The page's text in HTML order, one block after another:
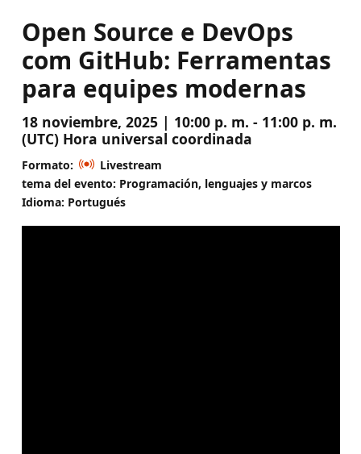
Open Source e DevOps
com GitHub: Ferramentas
para equipes modernas
18 noviembre, 2025 | 10:00 p. m. - 11:00 p. m.
(UTC) Hora universal coordinada
Formato:
Livestream
tema del evento: Programación, lenguajes y marcos
Idioma: Portugués